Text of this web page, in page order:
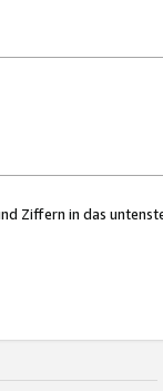
Ziffern in das